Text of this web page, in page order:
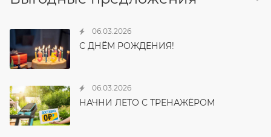
06.03.2026
С ДНЁМ РОЖДЕНИЯ!
06.03.2026
НАЧНИ ЛЕТО С ТРЕНАЖЁРОМ